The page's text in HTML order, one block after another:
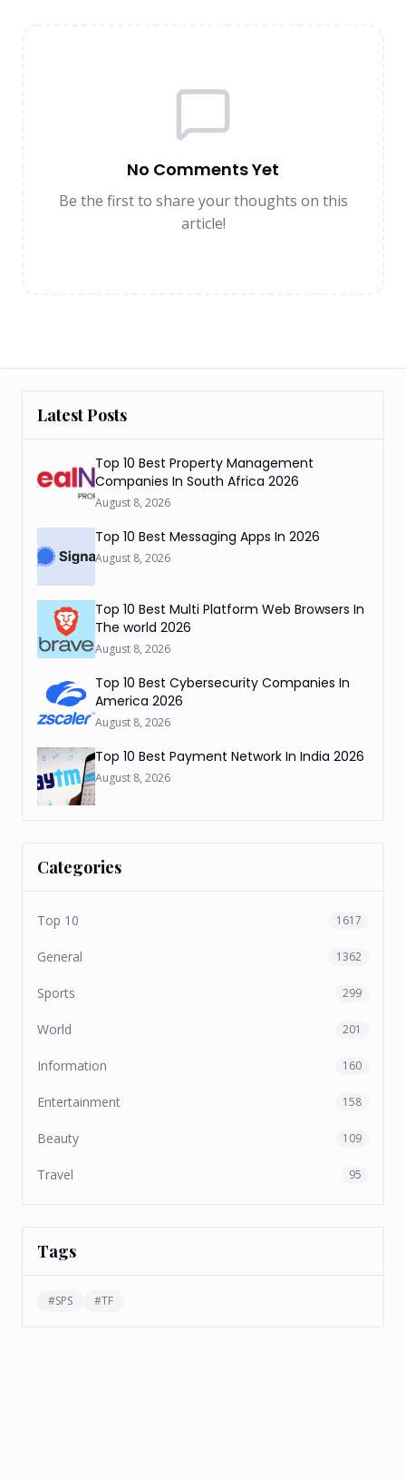
No Comments Yet
Be the first to share your thoughts on this
article!
Latest Posts
Top 10 Best Property Management
Companies In South Africa 2026
August 8, 2026
Top 10 Best Messaging Apps In 2026
August 8, 2026
Top 10 Best Multi Platform Web Browsers In
The world 2026
August 8, 2026
Top 10 Best Cybersecurity Companies In
America 2026
August 8, 2026
Top 10 Best Payment Network In India 2026
August 8, 2026
Categories
Top 10 1617
General 1362
Sports 299
World 201
Information 160
Entertainment 158
Beauty 109
Travel 95
Tags
#SPS #TF